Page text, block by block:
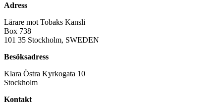
Adress
Lärare mot Tobaks Kansli
Box 738
101 35 Stockholm, SWEDEN
Besöksadress
Klara Östra Kyrkogata 10
Stockholm
Kontakt